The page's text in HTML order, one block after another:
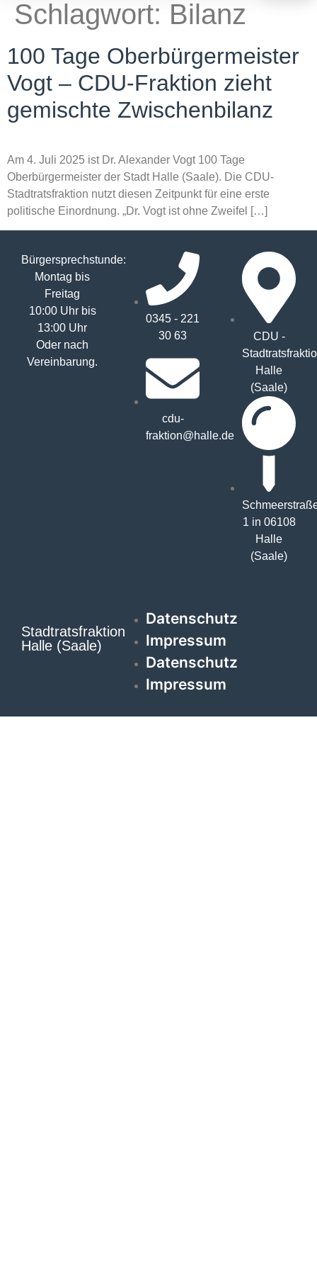
Schlagwort: Bilanz
100 Tage Oberbürgermeister
Vogt – CDU-Fraktion zieht
gemischte Zwischenbilanz
Am 4. Juli 2025 ist Dr. Alexander Vogt 100 Tage
Oberbürgermeister der Stadt Halle (Saale). Die CDU-
Stadtratsfraktion nutzt diesen Zeitpunkt für eine erste
politische Einordnung. „Dr. Vogt ist ohne Zweifel […]
Bürgersprechstunde:
Montag bis
Freitag
10:00 Uhr bis
13:00 Uhr
Oder nach
Vereinbarung.
0345 - 221
30 63
cdu-
fraktion@halle.de
CDU -
Halle
(Saale)
1 in 06108
Halle
(Saale)
Stadtratsfraktion
Halle (Saale)
Datenschutz
Impressum
Datenschutz
Impressum